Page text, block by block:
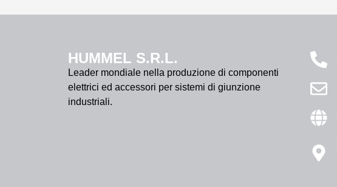
HUMMEL S.R.L.
Leader mondiale nella produzione di componenti
elettrici ed accessori per sistemi di giunzione
industriali.